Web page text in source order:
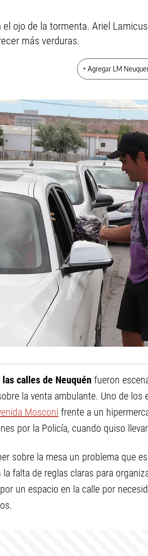
ojo de la tormenta. Ariel
más verduras.
+ Agregar LM
las calles de Neuquén fueron
la venta ambulante. Uno de
Mosconi frente a un
por la Policía, cuando quiso
sobre la mesa un problema que
falta de reglas claras para
un espacio en la calle por